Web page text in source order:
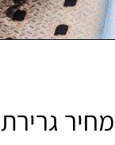
מחיר